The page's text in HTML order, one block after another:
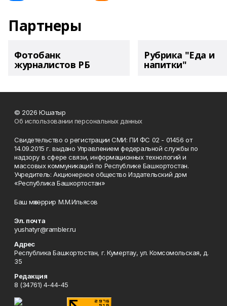
Партнеры
Фотобанк
журналистов РБ
Рубрика "Еда и
напитки"
© 2026 Юшатыр
Об использовании персональных данных
Свидетельство о регистрации СМИ: ПИ ФС 02 - 01456 от
14.09.2015 г. выдано Управлением федеральной службы по
надзору в сфере связи, информационных технологий и
массовых коммуникаций по Республике Башкортостан.
Учредитель: Акционерное общество Издательский дом
«Республика Башкортостан»
Баш мөхәррир М.М.Ильясов
Эл. почта
yushatyr@rambler.ru
Адрес
Республика Башкортостан, г. Кумертау, ул. Комсомольская, д.
35
Редакция
8 (34761) 4-44-45